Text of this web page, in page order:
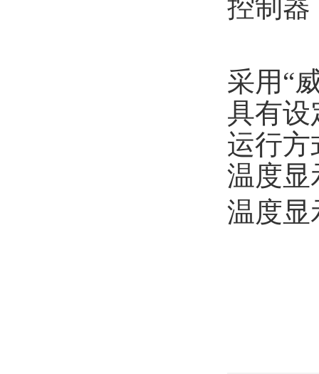
控制器
采用 “
具有设
运行方
温度显
温度显